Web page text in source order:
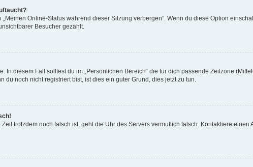
Online-Status während dieser Sitzung verbergen“. Wenn du diese Option
Besucher gezählt.
diesem Fall solltest du im „Persönlichen Bereich“ die für dich passende Zeitzone
noch nicht registriert bist, ist dies ein guter Grund, dies jetzt zu tun.
trotzdem noch falsch ist, geht die Uhr des Servers vermutlich falsch. Kontaktiere einen